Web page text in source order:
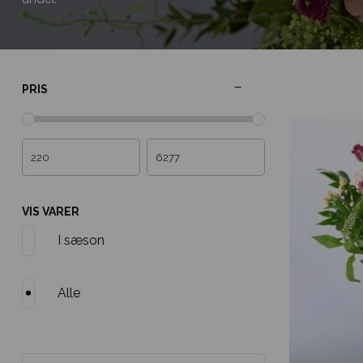
PRIS
VIS VARER
Alle
I sæson